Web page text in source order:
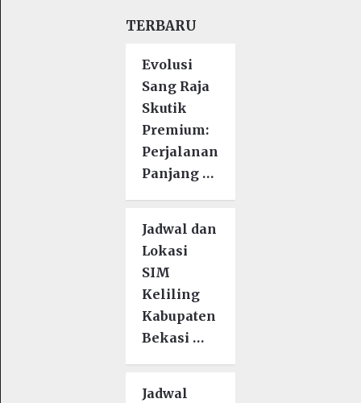
TERBARU
Evolusi
Sang Raja
Skutik
Premium:
Perjalanan
Panjang …
Jadwal dan
Lokasi
SIM
Keliling
Kabupaten
Bekasi …
Jadwal